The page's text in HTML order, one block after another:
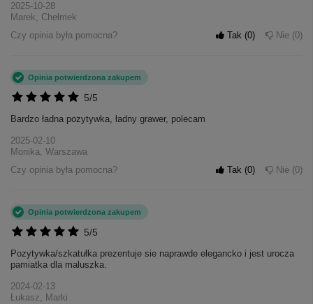
2025-10-28
Marek, Chełmek
Czy opinia była pomocna?
Tak 0 Nie 0
5/5
Opinia potwierdzona zakupem
Bardzo ładna pozytywka, ładny grawer, polecam
2025-02-10
Monika, Warszawa
Czy opinia była pomocna?
Tak 0 Nie 0
5/5
Opinia potwierdzona zakupem
Pozytywka/szkatułka prezentuje sie naprawde elegancko i jest urocza
pamiatka dla maluszka.
2024-02-13
Łukasz, Marki